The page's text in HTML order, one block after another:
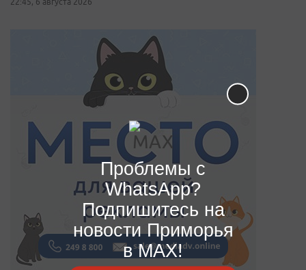
22:45, 6 августа 2026
Проблемы с
WhatsApp?
Подпишитесь на
новости Приморья
в MAX!